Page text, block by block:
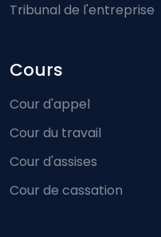
Tribunal de l'entreprise
Cours
Cour d'appel
Cour du travail
Cour d'assises
Cour de cassation